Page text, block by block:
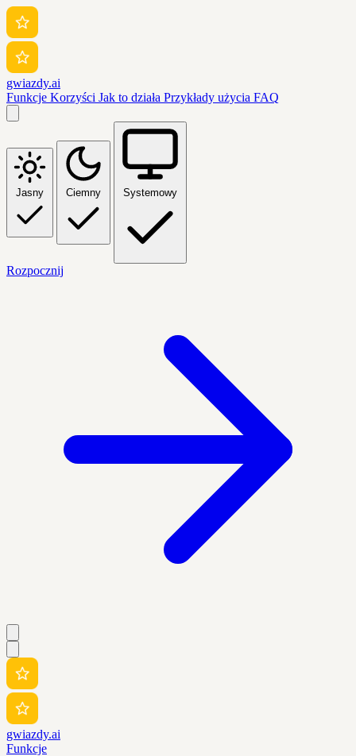
gwiazdy.ai
Funkcje Korzyści Jak to działa Przykłady użycia FAQ
Jasny Ciemny Systemowy
Rozpocznij
gwiazdy.ai
Funkcje